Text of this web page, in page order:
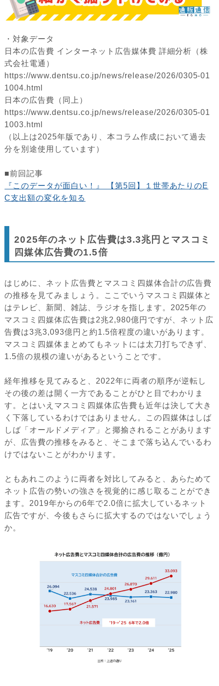
・対象データ
日本の広告費 インターネット広告媒体費 詳細分析（株
式会社電通）
https://www.dentsu.co.jp/news/release/2026/0305-01
1004.html
日本の広告費（同上）
https://www.dentsu.co.jp/news/release/2026/0305-01
1003.html
（以上は2025年版であり、本コラム作成において過去
分を別途使用しています）
■前回記事
『このデータが面白い！』 【第5回】１世帯あたりのE
C支出額の変化を知る
2025年のネット広告費は3.3兆円とマスコミ
四媒体広告費の1.5倍
はじめに、ネット広告費とマスコミ四媒体合計の広告費
の推移を見てみましょう。ここでいうマスコミ四媒体と
はテレビ、新聞、雑誌、ラジオを指します。2025年の
マスコミ四媒体広告費は2兆2,980億円ですが、ネット広
告費は3兆3,093億円と約1.5倍程度の違いがあります。
マスコミ四媒体まとめてもネットには太刀打ちできず、
1.5倍の規模の違いがあるということです。
経年推移を見てみると、2022年に両者の順序が逆転し
その後の差は開く一方であることがひと目でわかりま
す。とはいえマスコミ四媒体広告費も近年は決して大き
く下落しているわけではありません。この四媒体はしば
しば「オールドメディア」と揶揄されることがあります
が、広告費の推移をみると、そこまで落ち込んでいるわ
けではないことがわかります。
ともあれこのように両者を対比してみると、あらためて
ネット広告の勢いの強さを視覚的に感じ取ることができ
ます。2019年からの6年で2.0倍に拡大しているネット
広告ですが、今後もさらに拡大するのではないでしょう
か。